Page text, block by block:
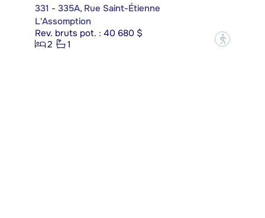
331 - 335A, Rue Saint-Étienne
L'Assomption
Rev. bruts pot. : 40 680 $
2
1 ?